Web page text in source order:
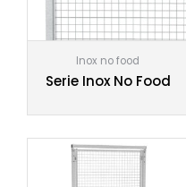
Inox no food
Serie Inox No Food